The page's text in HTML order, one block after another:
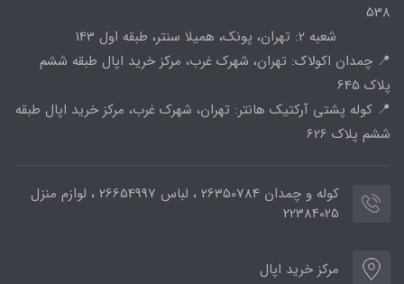
538
شعبه 2: تهران، پونک، همیلا سنتر، طبقه اول 143
📍 چمدان اکولاک: تهران، شهرک غرب، مرکز خرید اپال طبقه ششم
پلاک 645
📍 کوله پشتی آرکتیک هانتر: تهران، شهرک غرب، مرکز خرید اپال طبقه
ششم پلاک 626
کوله و چمدان 26350784 ، لباس 26654997 ، لوازم منزل
22384025
مرکز خرید اپال